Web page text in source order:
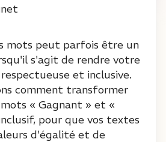
mots peut parfois être un
s'agit de rendre votre
et inclusive.
comment transformer
« Gagnant » et «
pour que vos textes
d'égalité et de